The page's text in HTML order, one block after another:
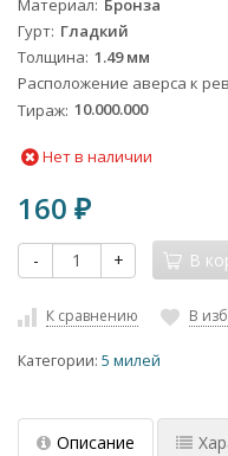
Материал Бронза
Гурт Гладкий
Толщина 1.49 мм
Расположение аверса к
Тираж 10.000.000
Нет в наличии
160 ₽
- + В
К сравнению В
Категории: 5 милей
Описание